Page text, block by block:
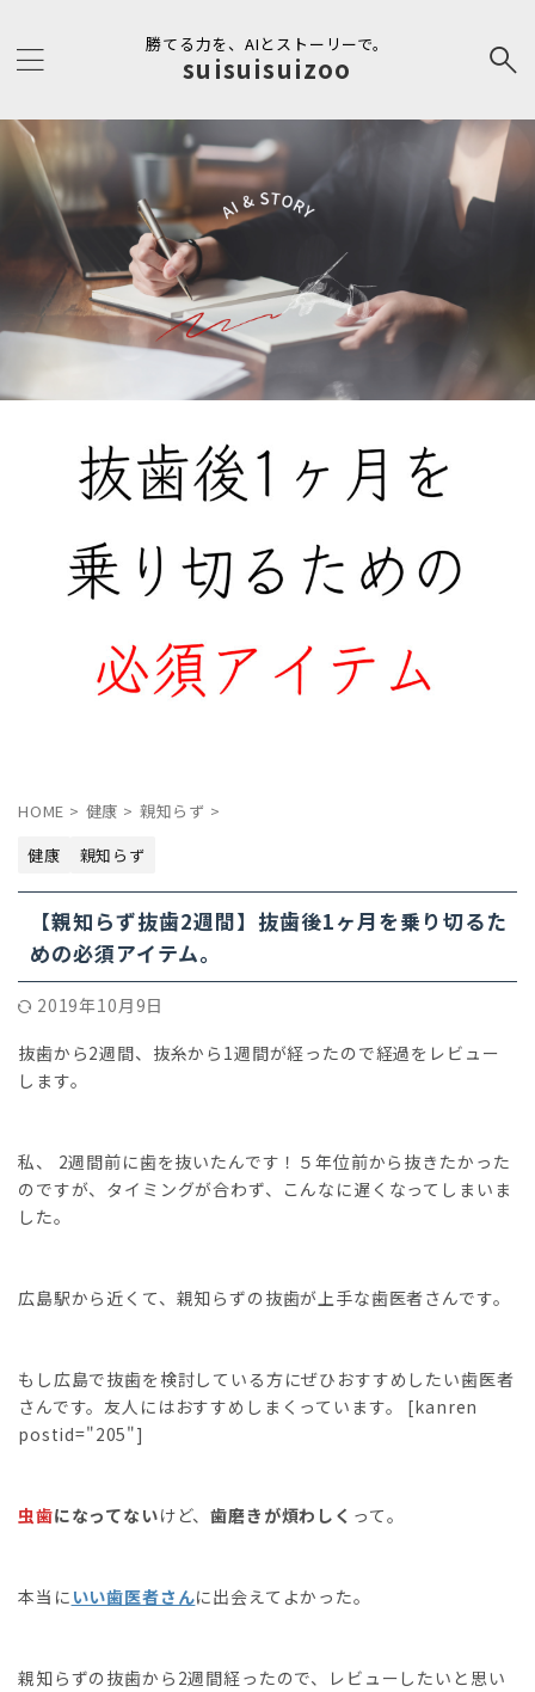
勝てる力を、AIとストーリーで。
suisuisuizoo
HOME > 健康 > 親知らず >
健康
親知らず
【親知らず抜歯2週間】抜歯後1ヶ月を乗り切るた
めの必須アイテム。
2019年10月9日
抜歯から2週間、抜糸から1週間が経ったので経過をレビュー
します。
私、 2週間前に歯を抜いたんです！５年位前から抜きたかった
のですが、タイミングが合わず、こんなに遅くなってしまいま
した。
広島駅から近くて、親知らずの抜歯が上手な歯医者さんです。
もし広島で抜歯を検討している方にぜひおすすめしたい歯医者
さんです。友人にはおすすめしまくっています。 [kanren
postid="205"]
虫歯になってないけど、歯磨きが煩わしく って。
本当に いい歯医者さんに出会えてよかった。
親知らずの抜歯から2週間経ったので、レビューしたいと思い